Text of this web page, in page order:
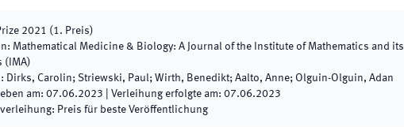
2021 (1. Preis)
: Mathematical Medicine & Biology: A Journal of the Institute of Mathematics and its
(IMA)
: Dirks, Carolin; Striewski, Paul; Wirth, Benedikt; Aalto, Anne; Olguin-Olguin, Adan
am: 07.06.2023 Verleihung erfolgte am: 07.06.2023
: Preis für beste Veröffentlichung